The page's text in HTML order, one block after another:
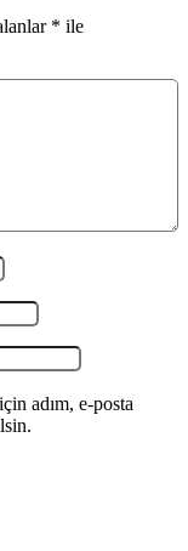
* ile
adım, e-posta